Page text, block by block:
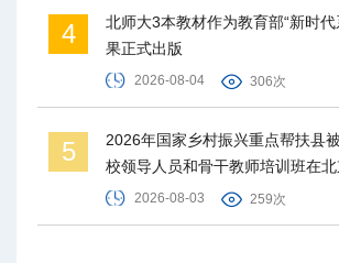
4
北师大3本教材作为教育部“新时
果正式出版
2026-08-04 306次
5
2026年国家乡村振兴重点帮扶县
校领导人员和骨干教师培训班在
2026-08-03 259次